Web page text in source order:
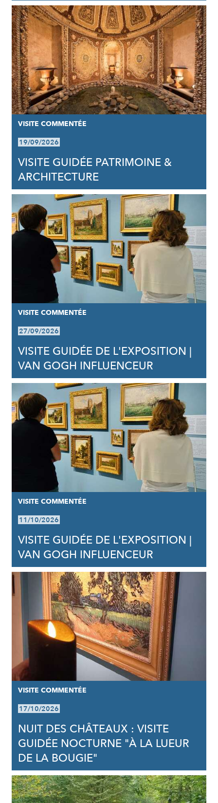
VISITE COMMENTÉE
19/09/2026
VISITE GUIDÉE PATRIMOINE &
ARCHITECTURE
VISITE COMMENTÉE
27/09/2026
VISITE GUIDÉE DE L'EXPOSITION |
VAN GOGH INFLUENCEUR
VISITE COMMENTÉE
11/10/2026
VISITE GUIDÉE DE L'EXPOSITION |
VAN GOGH INFLUENCEUR
VISITE COMMENTÉE
17/10/2026
NUIT DES CHÂTEAUX : VISITE
GUIDÉE NOCTURNE "À LA LUEUR
DE LA BOUGIE"